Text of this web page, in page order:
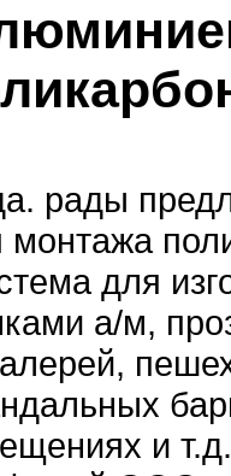
рады
для
а/м,
и